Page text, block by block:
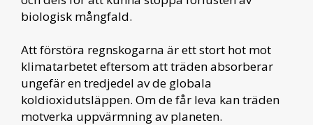
biologisk mångfald.
Att förstöra regnskogarna är ett stort hot mot
klimatarbetet eftersom att träden absorberar
ungefär en tredjedel av de globala
koldioxidutsläppen. Om de får leva kan träden
motverka uppvärmning av planeten.